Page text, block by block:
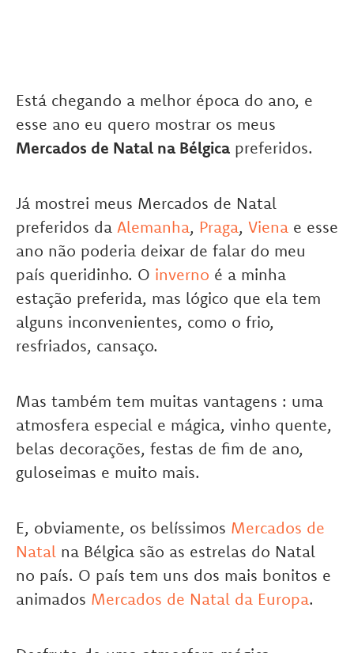
Está chegando a melhor época do ano, e
esse ano eu quero mostrar os meus
Mercados de Natal na Bélgica preferidos.
Já mostrei meus Mercados de Natal
preferidos da Alemanha, Praga, Viena e esse
ano não poderia deixar de falar do meu
país queridinho. O inverno é a minha
estação preferida, mas lógico que ela tem
alguns inconvenientes, como o frio,
resfriados, cansaço.
Mas também tem muitas vantagens : uma
atmosfera especial e mágica, vinho quente,
belas decorações, festas de fim de ano,
guloseimas e muito mais.
E, obviamente, os belíssimos Mercados de
Natal na Bélgica são as estrelas do Natal
no país. O país tem uns dos mais bonitos e
animados Mercados de Natal da Europa.